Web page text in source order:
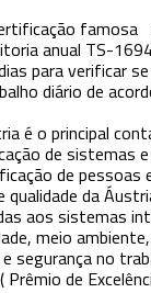
famosa
anual TS-
para verificar
diário de
é o principal
de sistemas
de pessoas
qualidade da
aos sistemas
meio
segurança no
( Prêmio de